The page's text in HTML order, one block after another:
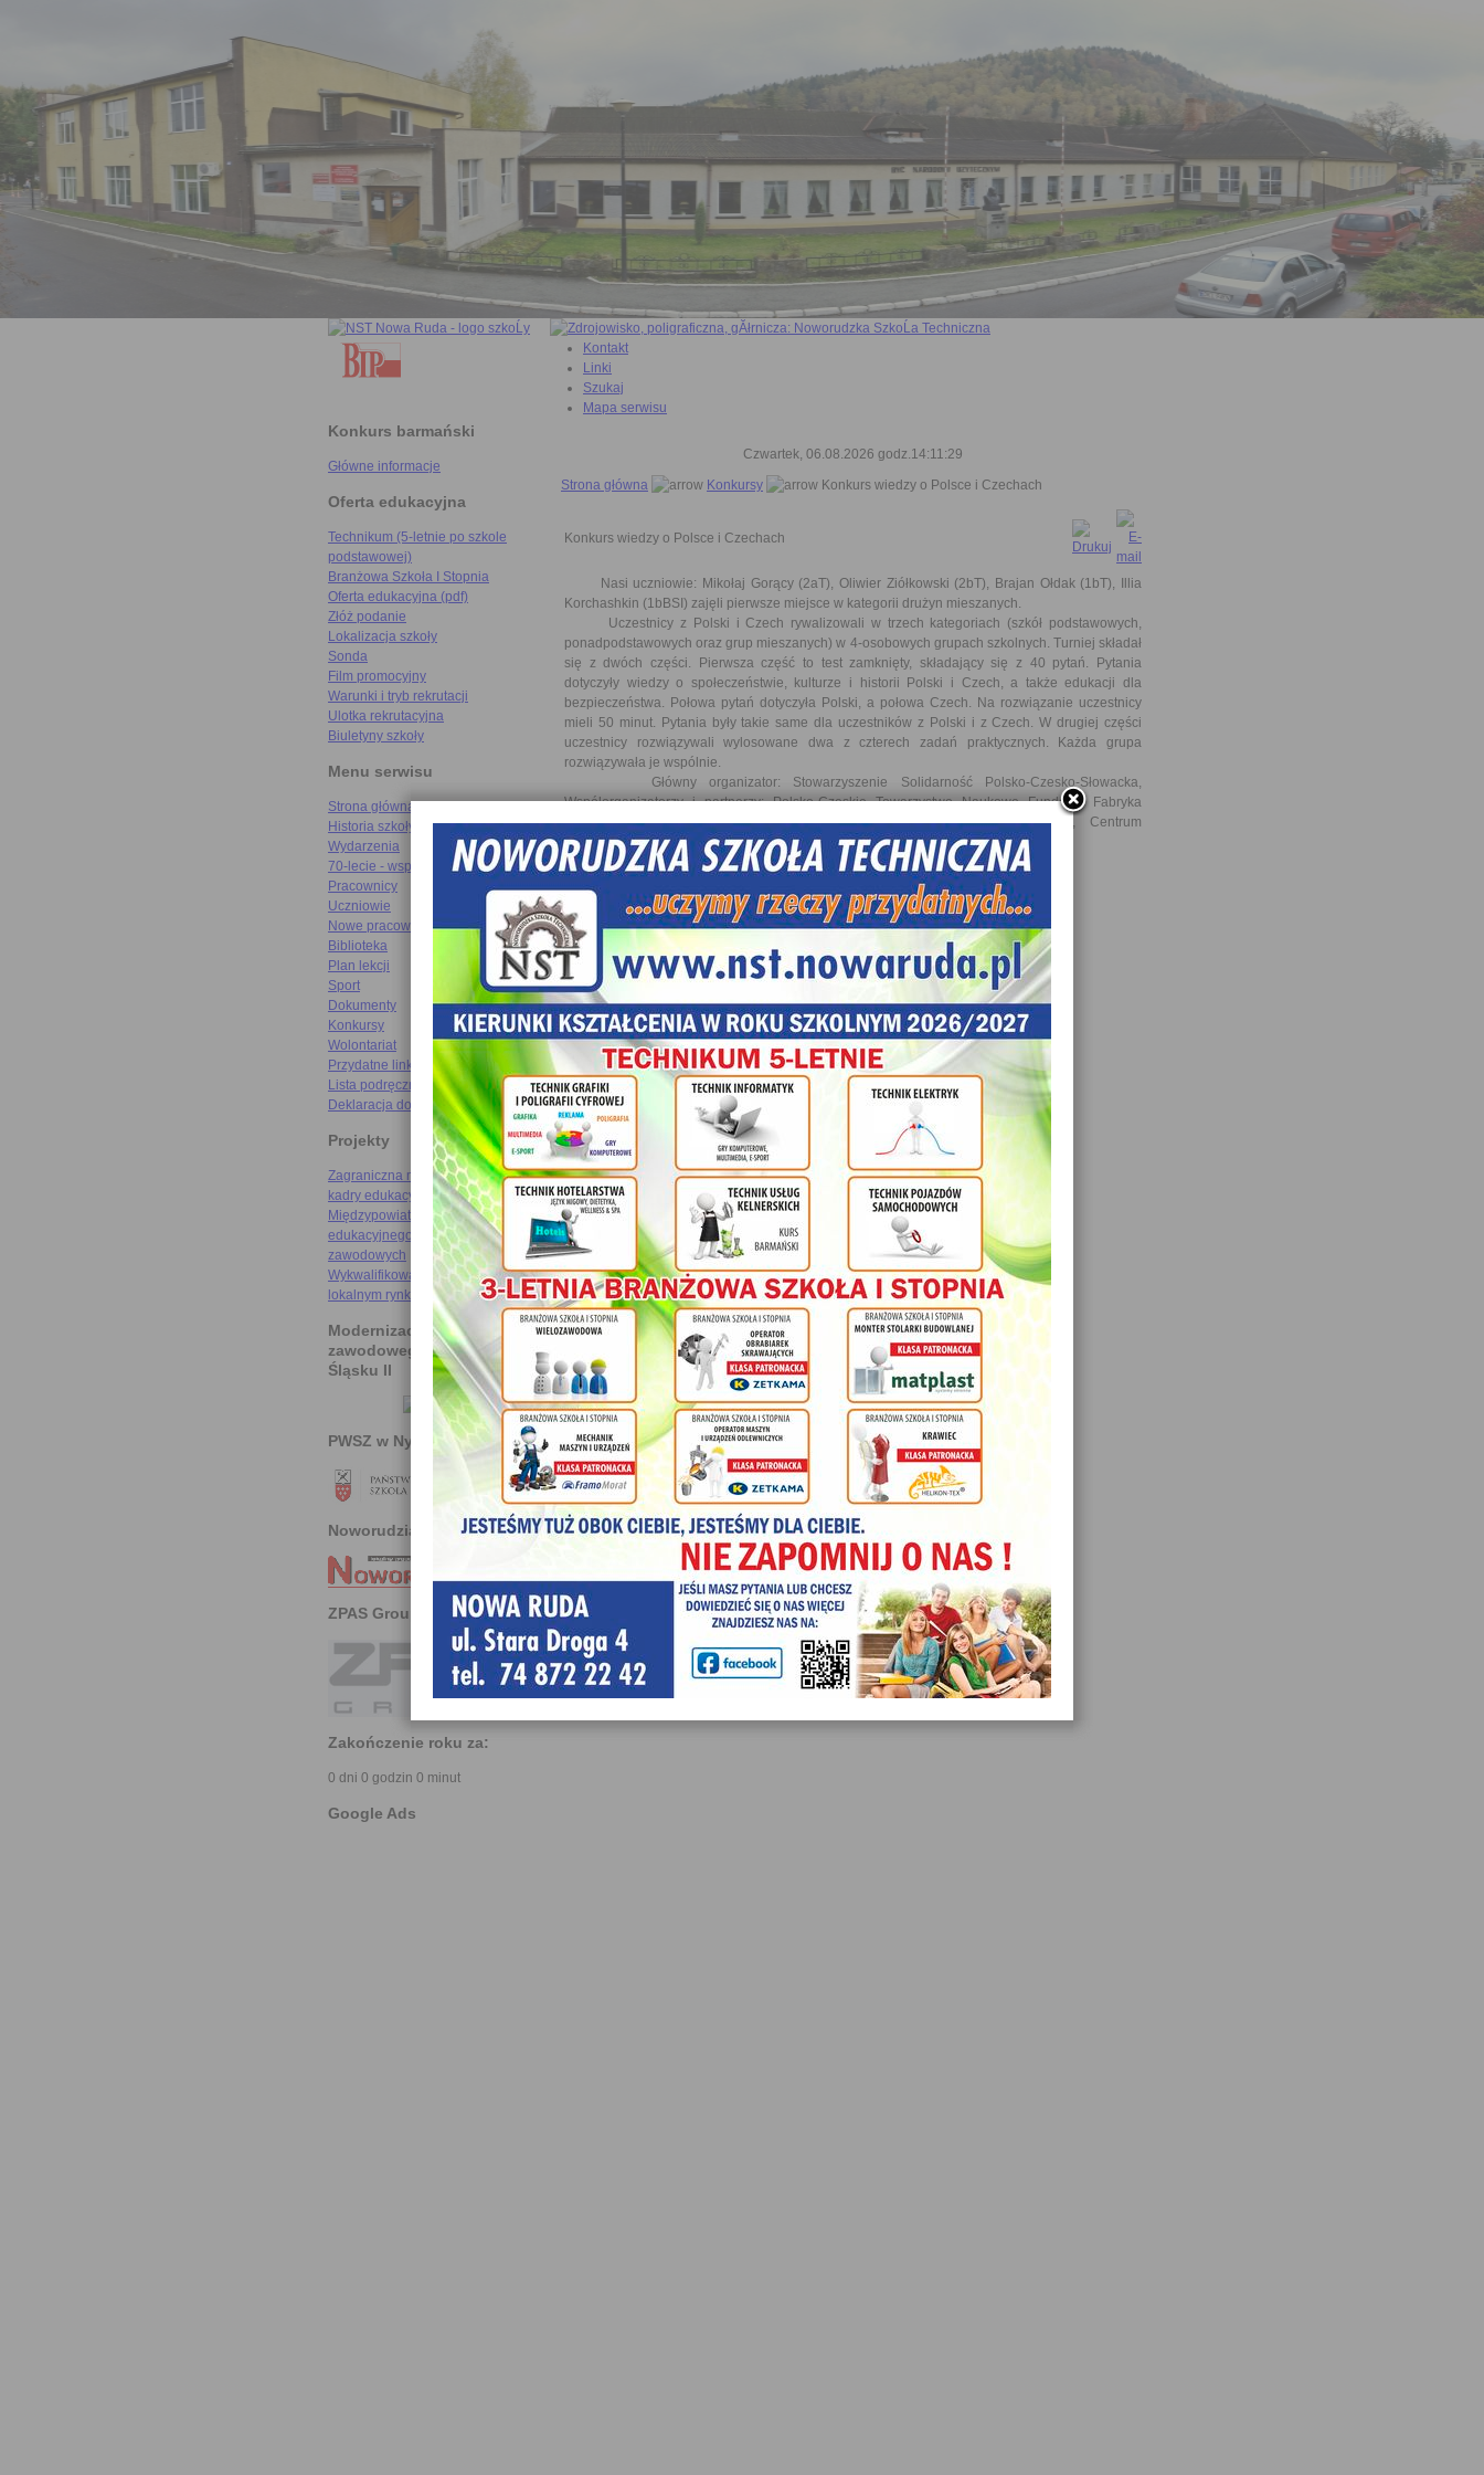
Konkurs barmański
Główne informacje
Oferta edukacyjna
Technikum (5-letnie po szkole
podstawowej)
Branżowa Szkoła I Stopnia
Oferta edukacyjna (pdf)
Złóż podanie
Lokalizacja szkoły
Sonda
Film promocyjny
Warunki i tryb rekrutacji
Ulotka rekrutacyjna
Biuletyny szkoły
Menu serwisu
Strona główna
Historia szkoły
Wydarzenia
70-lecie - wspomnienia
Pracownicy
Uczniowie
Nowe pracownie
Biblioteka
Plan lekcji
Sport
Dokumenty
Konkursy
Wolontariat
Przydatne linki
Lista podręczników
Deklaracja dostępności
Projekty
Zagraniczna mobilność szkolnej
kadry edukacyjnej
Międzypowiatowa droga do
edukacyjnego sukcesu szkół
zawodowych
Wykwalifikowani rzemieślnicy na
lokalnym rynku pracy
Modernizacja kształcenia
zawodowego na Dolnym
Śląsku II
PWSZ w Nysie
Noworudzianin
ZPAS Group
Zakończenie roku za:
0 dni 0 godzin 0 minut
Google Ads
Kontakt
Linki
Szukaj
Mapa serwisu
Czwartek, 06.08.2026 godz.14:11:30
Strona główna
Konkursy Konkurs wiedzy o Polsce i Czechach
Konkurs wiedzy o Polsce i Czechach
Nasi uczniowie: Mikołaj Gorący (2aT), Oliwier Ziółkowski (2bT), Brajan Ołdak (1bT), Illia
Korchashkin (1bBSI) zajęli pierwsze miejsce w kategorii drużyn mieszanych.
Uczestnicy z Polski i Czech rywalizowali w trzech kategoriach (szkół podstawowych,
ponadpodstawowych oraz grup mieszanych) w 4-osobowych grupach szkolnych. Turniej składał
się z dwóch części. Pierwsza część to test zamknięty, składający się z 40 pytań. Pytania
dotyczyły wiedzy o społeczeństwie, kulturze i historii Polski i Czech, a także edukacji dla
bezpieczeństwa. Połowa pytań dotyczyła Polski, a połowa Czech. Na rozwiązanie uczestnicy
mieli 50 minut. Pytania były takie same dla uczestników z Polski i z Czech. W drugiej części
uczestnicy rozwiązywali wylosowane dwa z czterech zadań praktycznych. Każda grupa
rozwiązywała je wspólnie.
Główny organizator: Stowarzyszenie Solidarność Polsko-Czesko-Słowacka,
Współorganizatorzy i partnerzy: Polsko-Czeskie Towarzystwo Naukowe Fundacja Fabryka
Dobrych Rezultatów, Stowarzyszenie Komitet Obywatelski Ziemi Kłodzkiej, Centrum
Turystyczno-Sportowe w Nowej Rudzie.